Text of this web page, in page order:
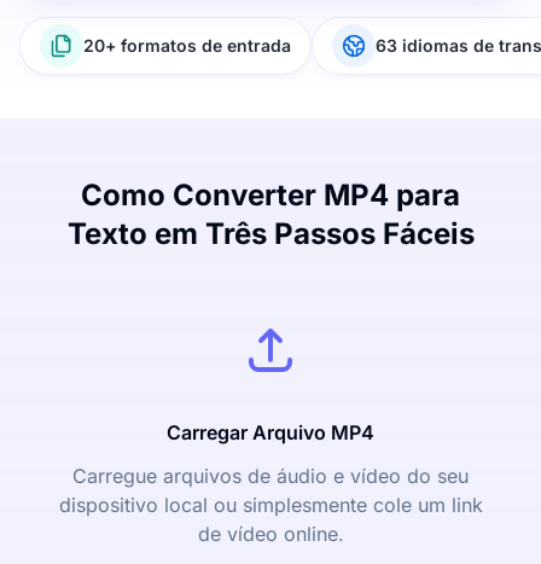
20+ formatos de entrada 63 idiomas de
Como Converter MP4 para
Texto em Três Passos Fáceis
Carregar Arquivo MP4
Carregue arquivos de áudio e vídeo do seu
dispositivo local ou simplesmente cole um link
de vídeo online.